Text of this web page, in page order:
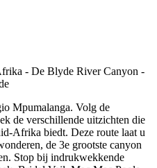
Mpumalanga. Volg de
de verschillende uitzichten die
Afrika biedt. Deze route laat u
de 3e grootste canyon
Stop bij indrukwekkende